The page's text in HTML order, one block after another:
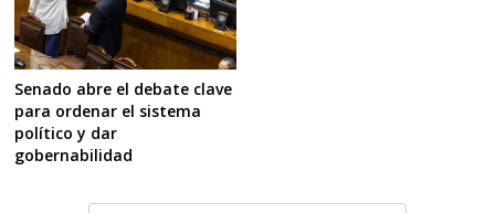
Senado abre el debate clave
para ordenar el sistema
político y dar
gobernabilidad